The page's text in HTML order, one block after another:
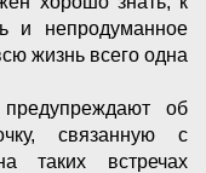
и непродуманное
жизнь всего одна
об
связанную с
таких встречах